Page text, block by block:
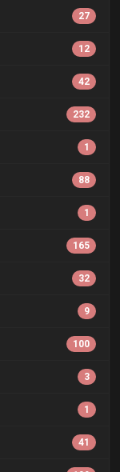
27
12
42
232
1
88
1
165
32
9
100
3
1
41